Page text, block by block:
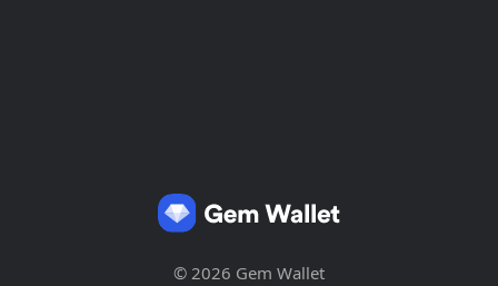
© 2026 Gem Wallet